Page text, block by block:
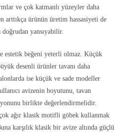
ve çok katmanlı yüzeyler daha
arttıkça ürünün üretim hassasiyeti de
yansıyabilir.
estetik beğeni yeterli olmaz. Küçük
desenli ürünler tavanı daha
ise küçük ve sade modeller
avizenin boyutunu, tavan
birlikte değerlendirmelidir.
ağır klasik motifli göbek kullanmak
karşılık klasik bir avize altında güçlü